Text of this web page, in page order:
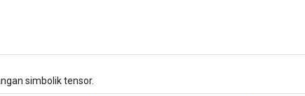
simbolik tensor.